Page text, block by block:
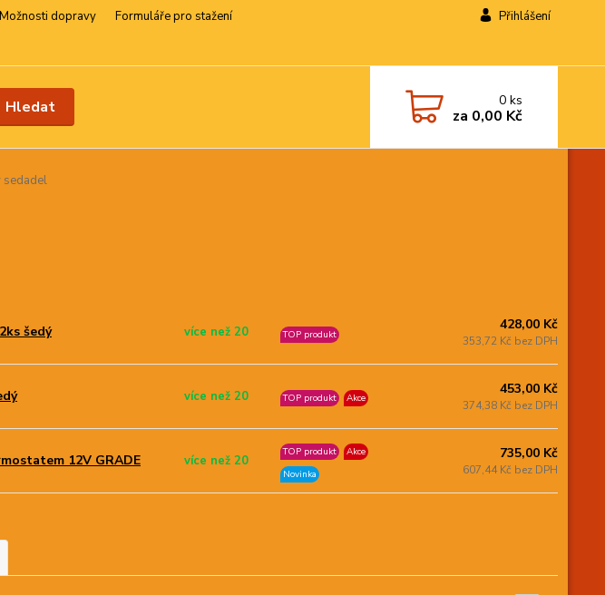
Možnosti dopravy
Formuláře pro stažení
Přihlášení
Hledat 0ks
za 0,00 Kč
sedadel
šedý více než 20 TOP produkt
428,00 Kč
353,72 Kč bez DPH
více než 20 TOP produkt Akce
453,00 Kč
374,38 Kč bez DPH
12V GRADE více než 20
TOP produkt
Akce
Novinka
735,00 Kč
607,44 Kč bez DPH